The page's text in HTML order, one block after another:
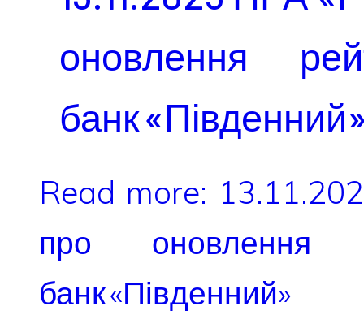
оновлення
банк
Read more:
про оновлення
банк «Південний»